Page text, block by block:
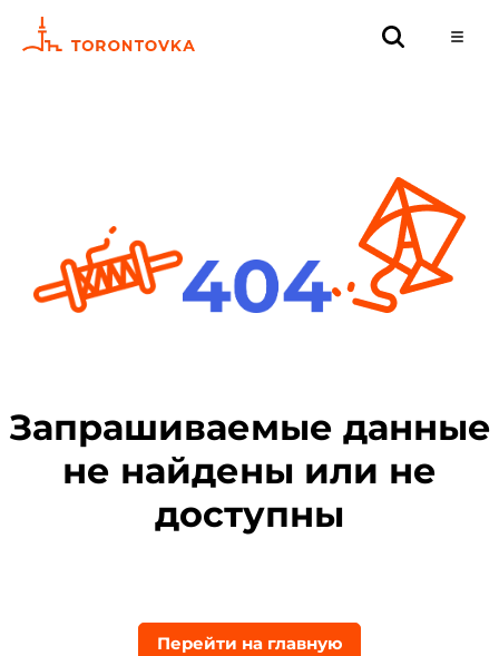
Запрашиваемые данные
не найдены или не
доступны
Перейти на главную